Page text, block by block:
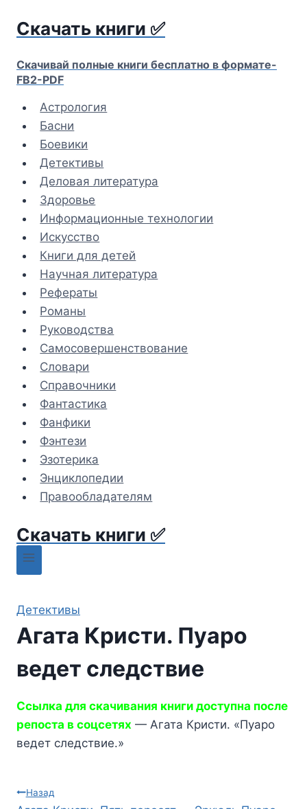
Скачать книги ✅
Скачивай полные книги бесплатно в формате-
FB2-PDF
Астрология
Басни
Боевики
Детективы
Деловая литература
Здоровье
Информационные технологии
Искусство
Книги для детей
Научная литература
Рефераты
Романы
Руководства
Самосовершенствование
Словари
Справочники
Фантастика
Фанфики
Фэнтези
Эзотерика
Энциклопедии
Правообладателям
Скачать книги ✅
Детективы
Агата Кристи. Пуаро
ведет следствие
Ссылка для скачивания книги доступна после
репоста в соцсетях — Агата Кристи. «Пуаро
ведет следствие.»
Навигация
Назад